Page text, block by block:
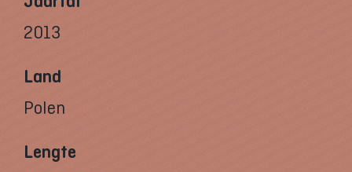
2013
Land
Polen
Lengte